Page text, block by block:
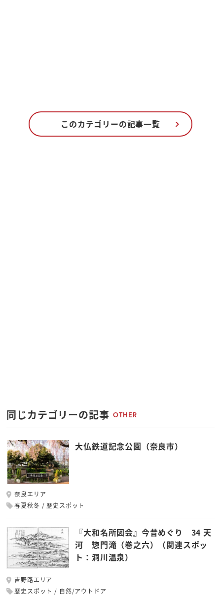
このカテゴリーの記事一覧
同じカテゴリーの記事 OTHER
大仏鉄道記念公園（奈良市）
奈良エリア
春夏秋冬
歴史スポット
『大和名所図会』今昔めぐり 34 天
河 惣門滝（巻之六）（関連スポッ
ト：洞川温泉）
吉野路エリア
歴史スポット
自然/アウトドア